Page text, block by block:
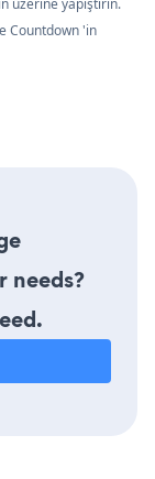
Countdown 'in
needs?